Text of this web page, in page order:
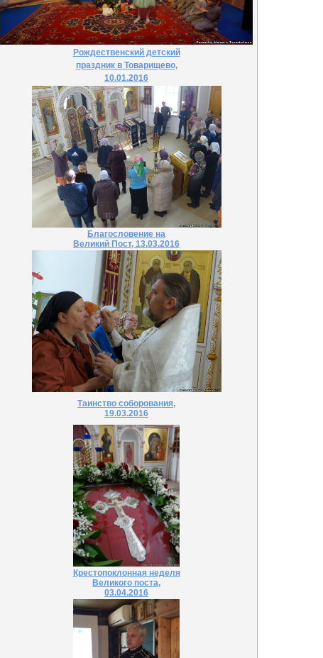
Рождественский детский
праздник в Товарищево,
10.01.2016
Благословение на
Великий Пост, 13.03.2016
Таинство соборования,
19.03.2016
Крестопоклонная неделя
Великого поста,
03.04.2016